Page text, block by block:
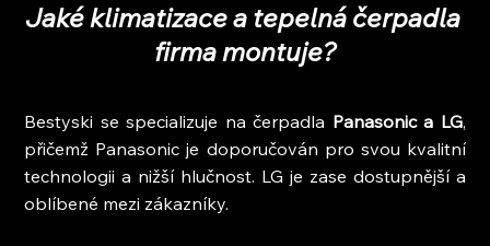
Jaké klimatizace a tepelná čerpadla
firma montuje?
Bestyski se specializuje na čerpadla Panasonic a LG,
přičemž Panasonic je doporučován pro svou kvalitní
technologii a nižší hlučnost. LG je zase dostupnější a
oblíbené mezi zákazníky.